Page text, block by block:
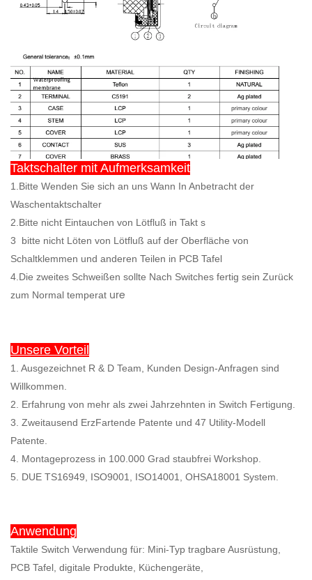
Taktschalter mit Aufmerksamkeit
1.Bitte Wenden Sie sich an uns Wann In Anbetracht der
Waschentaktschalter
2.Bitte nicht Eintauchen von Lötfluß in Takt s
3
bitte nicht Löten von Lötfluß auf der Oberfläche von
Schaltklemmen und anderen Teilen in PCB Tafel
4.Die zweites Schweißen sollte Nach Switches fertig sein Zurück
zum Normal temperat ure
Unsere Vorteil
1. Ausgezeichnet R & D Team, Kunden Design-Anfragen sind
Willkommen.
2. Erfahrung von mehr als zwei Jahrzehnten in Switch Fertigung.
3. Zweitausend ErzFartende Patente und 47 Utility-Modell
Patente.
4. Montageprozess in 100.000 Grad staubfrei Workshop.
5. DUE TS16949, ISO9001, ISO14001, OHSA18001 System.
Anwendung
Taktile Switch Verwendung für: Mini-Typ tragbare Ausrüstung,
PCB Tafel, digitale Produkte, Küchengeräte,